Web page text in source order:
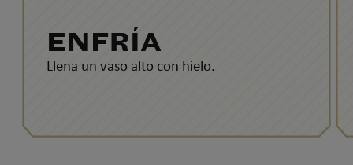
ENFRÍA
Llena un vaso alto con hielo.